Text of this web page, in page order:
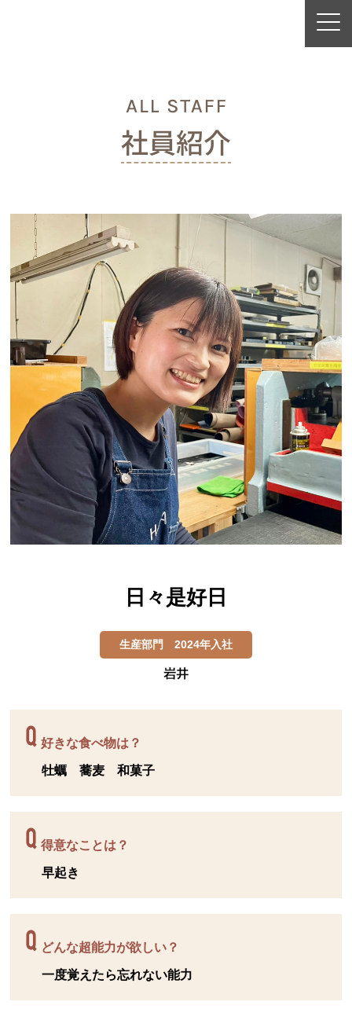
日々是好日
生産部門 2024年入社
好きな食べ物は？
牡蠣 蕎麦 和菓子
得意なことは？
早起き
どんな超能力が欲しい？
一度覚えたら忘れない能力